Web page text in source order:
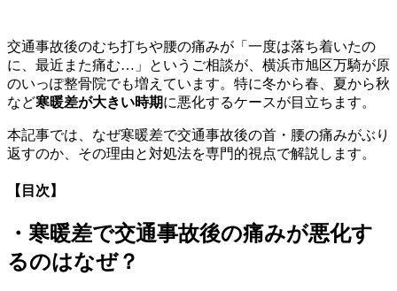
交通事故後のむち打ちや腰の痛みが「一度は落ち着いたの
に、最近また痛む…」というご相談が、横浜市旭区万騎が原
のいっぽ整骨院でも増えています。特に冬から春、夏から秋
など寒暖差が大きい時期に悪化するケースが目立ちます。
本記事では、なぜ寒暖差で交通事故後の首・腰の痛みがぶり
返すのか、その理由と対処法を専門的視点で解説します。
【目次】
・寒暖差で交通事故後の痛みが悪化す
るのはなぜ？